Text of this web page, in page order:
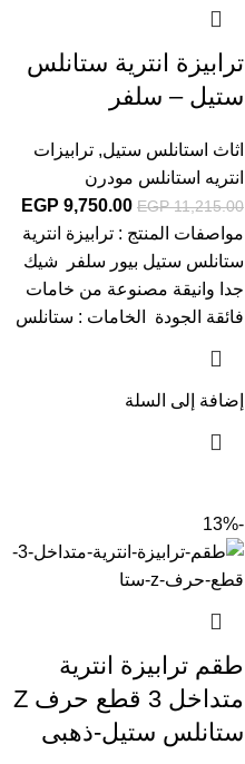
ترابيزة انترية ستانلس
ستيل – سلفر
اثاث استانلس ستيل, ترابيزات
انتريه استانلس مودرن
EGP11,215.00
EGP 9,750.00
مواصفات المنتج : ترابيزة انترية
ستانلس ستيل بيور سلفر شيك
جدا وانيقة مصنوعة من خامات
فائقة الجودة الخامات : ستانلس
إضافة إلى السلة
-13%
طقم ترابيزة انترية
متداخل 3 قطع حرف Z
ستانلس ستيل-ذهبى